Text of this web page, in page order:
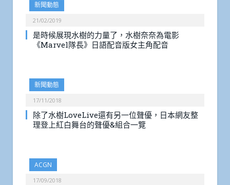
新聞動態
21/02/2019
是時候展現水樹的力量了，水樹奈奈為電影
《Marvel隊長》日語配音版女主角配音
新聞動態
17/11/2018
除了水樹LoveLive還有另一位聲優，日本網友整
理登上紅白舞台的聲優&組合一覽
ACGN
17/09/2018